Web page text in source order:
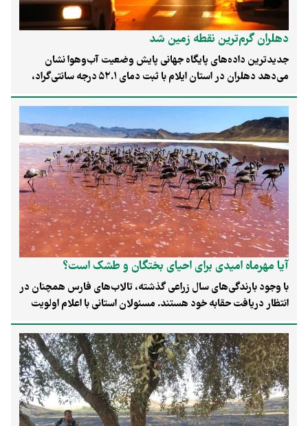
دهلران گرم‌ترین نقطه زمین شد
جدیدترین داده‌های پایگاه جهانی پایش وضعیت آب‌وهوا نشان
می‌دهد دهلران در استان ایلام با ثبت دمای ۵۲.۱ درجه سانتی‌گراد،
گرم‌ترین شهر جهان شده است؛ همچنین ۸ شهر از ۱۰ شهر گرم جهان
در ایران قرار دارند؛ نشانه‌ای از تداوم موج گرمای شدید در کشور.
آیا مهرماه امیدی برای احیای بختگان و طشک است؟
با وجود بارندگی‌های سال زراعی گذشته، تالاب‌های فارس همچنان در
انتظار دریافت حقابه خود هستند. مسئولان استانی با اعلام اولویت
تامین آب شرب و تولیدات کشاورزی راهبردی، از کمبود ذخایر سد
درودزن خبر داده و رهاسازی حقابه زیست‌محیطی را به آغاز سال آبی
جدید در مهرماه موکول کرده‌اند.